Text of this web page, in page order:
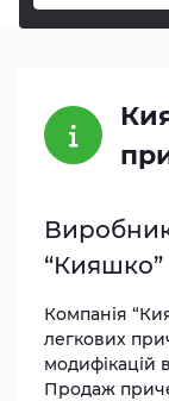
“Кияшко”
Компанія
легкових
модифікацій
Продаж